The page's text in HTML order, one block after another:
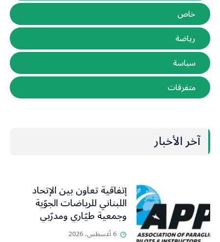
خاص
رياضة
سياسة
متفرقات
آخر الأخبار
إتفاقية تعاون بين الإتحاد
اللبناني للرياضات الجوّية
وجمعية طيّاري ومدرّبي
الطيران الشراعي
6 أغسطس، 2026